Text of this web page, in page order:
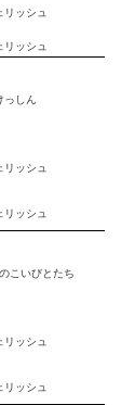
リッシュ
リッシュ
っしん
リッシュ
リッシュ
こいびとたち
リッシュ
リッシュ